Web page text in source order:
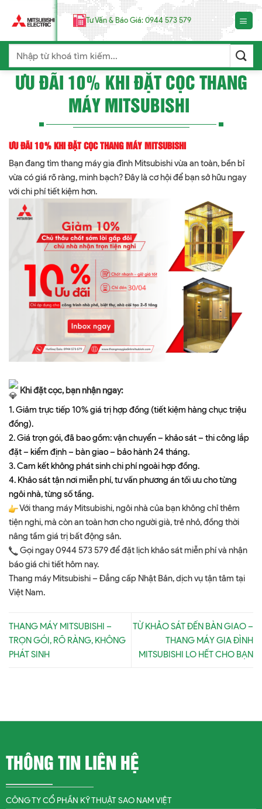
đến
Tư Vấn & Báo Giá: 0944 573 579
ƯU ĐÃI 10% KHI ĐẶT CỌC THANG
MÁY MITSUBISHI
ƯU ĐÃI 10% KHI ĐẶT CỌC THANG MÁY MITSUBISHI
Bạn đang tìm thang máy gia đình Mitsubishi vừa an toàn, bền bỉ
vừa có giá rõ ràng, minh bạch? Đây là cơ hội để bạn sở hữu ngay
với chi phí tiết kiệm hơn.
Khi đặt cọc, bạn nhận ngay:
1. Giảm trực tiếp 10% giá trị hợp đồng (tiết kiệm hàng chục triệu
đồng).
2. Giá trọn gói, đã bao gồm: vận chuyển – khảo sát – thi công lắp
đặt – kiểm định – bàn giao – bảo hành 24 tháng.
3. Cam kết không phát sinh chi phí ngoài hợp đồng.
4. Khảo sát tận nơi miễn phí, tư vấn phương án tối ưu cho từng
ngôi nhà, từng số tầng.
Với thang máy Mitsubishi, ngôi nhà của bạn không chỉ thêm
tiện nghi, mà còn an toàn hơn cho người già, trẻ nhỏ, đồng thời
nâng tầm giá trị bất động sản.
Gọi ngay 0944 573 579 để đặt lịch khảo sát miễn phí và nhận
báo giá chi tiết hôm nay.
Thang máy Mitsubishi – Đẳng cấp Nhật Bản, dịch vụ tận tâm tại
Việt Nam.
THANG MÁY MITSUBISHI –
TRỌN GÓI, RÕ RÀNG, KHÔNG
PHÁT SINH
TỪ KHẢO SÁT ĐẾN BÀN GIAO –
THANG MÁY GIA ĐÌNH
MITSUBISHI LO HẾT CHO BẠN
THÔNG TIN LIÊN HỆ
CÔNG TY CỔ PHẦN KỸ THUẬT SAO NAM VIỆT